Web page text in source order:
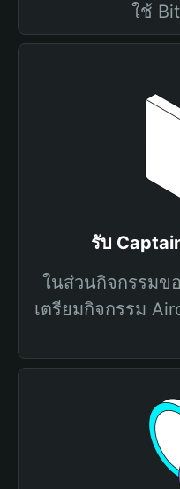
ใช้
รับ
ในส่วนกิจกรรมข
เตรียมกิจกรรม